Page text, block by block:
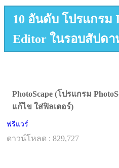
10 อันดับ โปรแกรม
Editor ในรอบสัปดา
PhotoScape (โปรแกรม
แก้ไข ใส่ฟิลเตอร์)
ฟรีแวร์
ดาวน์โหลด : 829,727